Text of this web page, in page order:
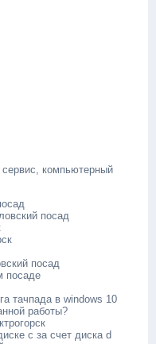
компьютерный
посад
посад
посаде
тачпада в windows 10
работы?
с за счет диска d